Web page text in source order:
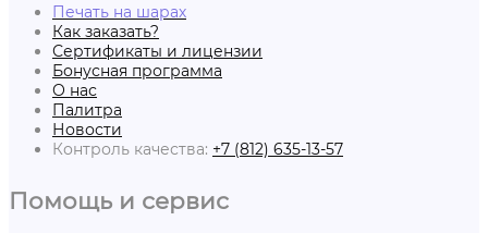
Печать на шарах
Как заказать?
Сертификаты и лицензии
Бонусная программа
О нас
Палитра
Новости
Контроль качества: +7 (812) 635-13-57
Помощь и сервис